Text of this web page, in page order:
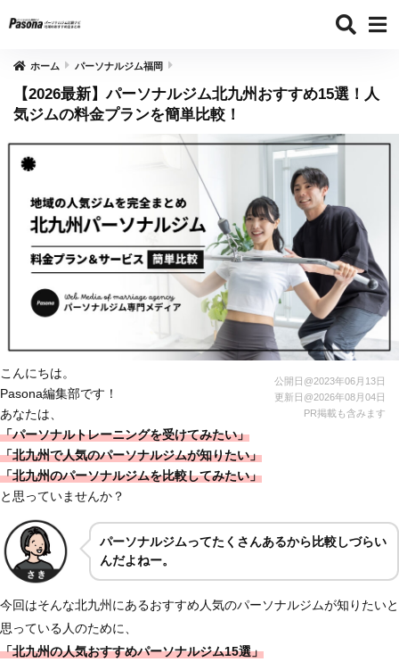
ホーム パーソナルジム福岡
【2026最新】パーソナルジム北九州おすすめ15選！人
気ジムの料金プランを簡単比較！
公開日@2023年06月13日
更新日@2026年08月04日
PR掲載も含みます
こんにちは。
Pasona編集部です！
あなたは、
「パーソナルトレーニングを受けてみたい」
「北九州で人気のパーソナルジムが知りたい」
「北九州のパーソナルジムを比較してみたい」
と思っていませんか？
パーソナルジムってたくさんあるから比較しづらい
んだよねー。
今回はそんな北九州にあるおすすめ人気のパーソナルジムが知りたいと
思っている人のために、
「北九州の人気おすすめパーソナルジム15選」